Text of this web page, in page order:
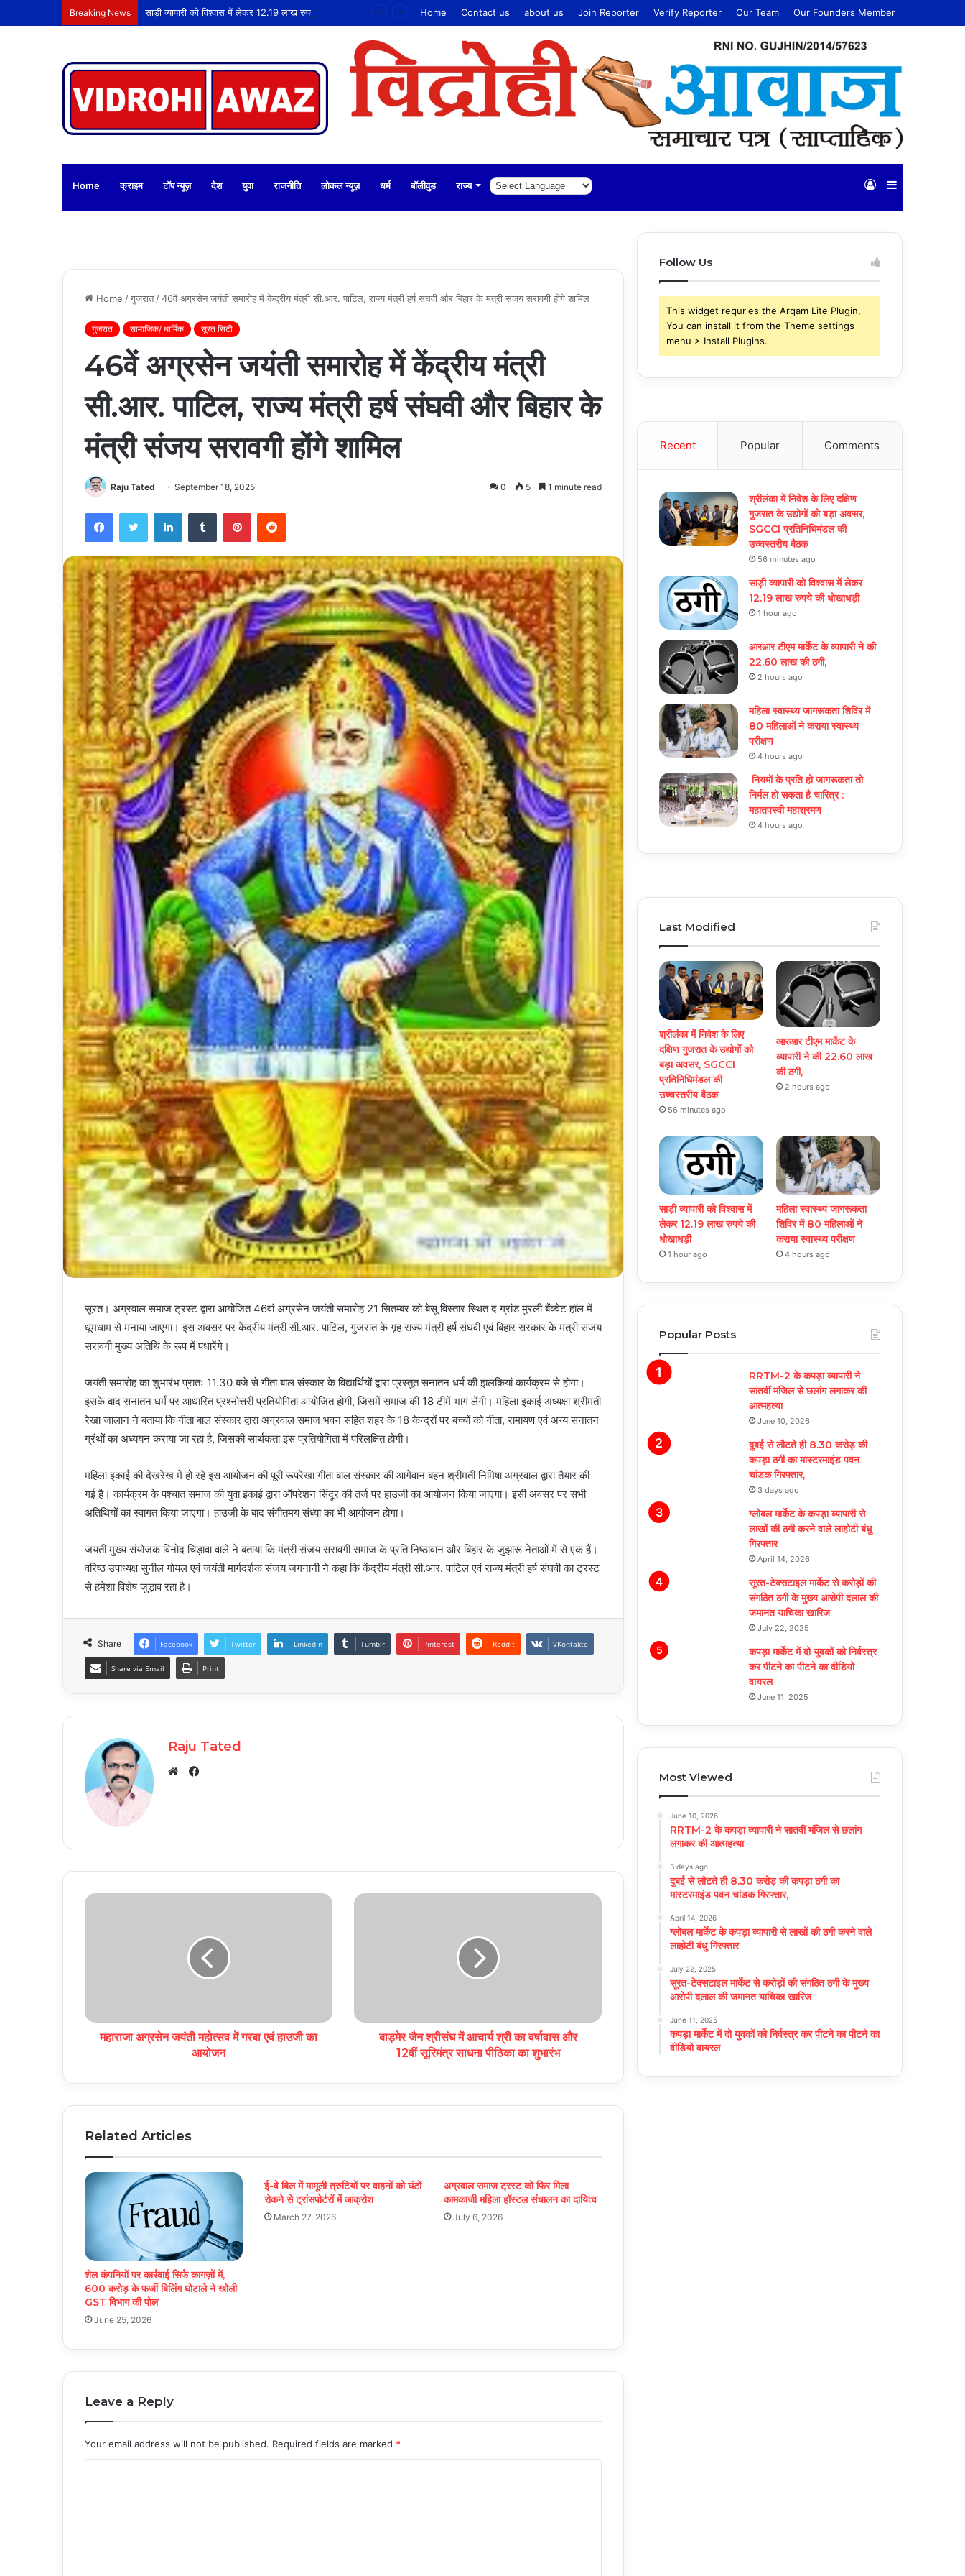
Breaking News साड़ी व्यापारी को विश्वास में लेकर 12.19 लाख रुपये की धोखाधड़ी Home Contact us about us Join Reporter Verify Reporter Our Team Our Founders Member
Home क्राइम टॉप न्यूज़ देश युवा राजनीति लोकल न्यूज़ धर्म बॉलीवुड राज्य Sidebar
Log
Home /गुजरात/46वें अग्रसेन जयंती समारोह में केंद्रीय मंत्री सी.आर. पाटिल, राज्य मंत्री हर्ष संघवी और बिहार के मंत्री संजय सरावगी होंगे शामिल
गुजरात सामाजिक/ धार्मिक सूरत सिटी
46वें अग्रसेन जयंती समारोह में केंद्रीय मंत्री
सी.आर. पाटिल, राज्य मंत्री हर्ष संघवी और बिहार के
मंत्री संजय सरावगी होंगे शामिल
Raju Tated September 18, 2025 0 5 1 minute read
FacebookTwitter LinkedInTumblr PinterestReddit
सूरत। अग्रवाल समाज ट्रस्ट द्वारा आयोजित 46वां अग्रसेन जयंती समारोह 21 सितम्बर को बेसू विस्तार स्थित द ग्रांड मुरली बैंक्वेट हॉल में
धूमधाम से मनाया जाएगा। इस अवसर पर केंद्रीय मंत्री सी.आर. पाटिल, गुजरात के गृह राज्य मंत्री हर्ष संघवी एवं बिहार सरकार के मंत्री संजय
सरावगी मुख्य अतिथि के रूप में पधारेंगे।
जयंती समारोह का शुभारंभ प्रातः 11.30 बजे से गीता बाल संस्कार के विद्यार्थियों द्वारा प्रस्तुत सनातन धर्म की झलकियां कार्यक्रम से होगा।
इसके बाद सनातन धर्म पर आधारित प्रश्नोत्तरी प्रतियोगिता आयोजित होगी, जिसमें समाज की 18 टीमें भाग लेंगी। महिला इकाई अध्यक्षा श्रीमती
रेखा जालान ने बताया कि गीता बाल संस्कार द्वारा अग्रवाल समाज भवन सहित शहर के 18 केन्द्रों पर बच्चों को गीता, रामायण एवं अन्य सनातन
ग्रंथों का अध्ययन कराया जा रहा है, जिसकी सार्थकता इस प्रतियोगिता में परिलक्षित होगी।
महिला इकाई की देखरेख में हो रहे इस आयोजन की पूरी रूपरेखा गीता बाल संस्कार की आगेवान बहन श्रीमती निमिषा अग्रवाल द्वारा तैयार की
गई है। कार्यक्रम के पश्चात समाज की युवा इकाई द्वारा ऑपरेशन सिंदूर की तर्ज पर हाउजी का आयोजन किया जाएगा। इसी अवसर पर सभी
अतिथियों का स्वागत किया जाएगा। हाउजी के बाद संगीतमय संध्या का भी आयोजन होगा।
जयंती मुख्य संयोजक विनोद चिड़ावा वाले ने बताया कि मंत्री संजय सरावगी समाज के प्रति निष्ठावान और बिहार के जुझारू नेताओं में से एक हैं।
वरिष्ठ उपाध्यक्ष सुनील गोयल एवं जयंती मार्गदर्शक संजय जगनानी ने कहा कि केंद्रीय मंत्री सी.आर. पाटिल एवं राज्य मंत्री हर्ष संघवी का ट्रस्ट
से हमेशा विशेष जुड़ाव रहा है।
Share Facebook Twitter LinkedIn Tumblr Pinterest Reddit VKontakte
Share via Email Print
Raju Tated
Facebook
महाराजा अग्रसेन जयंती महोत्सव में गरबा एवं हाउजी का
आयोजन
बाड़मेर जैन श्रीसंघ में आचार्य श्री का वर्षावास और
12वीं सूरिमंत्र साधना पीठिका का शुभारंभ
Related Articles
शेल कंपनियों पर कार्रवाई सिर्फ कागज़ों में,
600 करोड़ के फर्जी बिलिंग घोटाले ने खोली
GST विभाग की पोल
June 25, 2026
ई-वे बिल में मामूली त्रुटियों पर वाहनों को घंटों
रोकने से ट्रांसपोर्टरों में आक्रोश
March 27, 2026
अग्रवाल समाज ट्रस्ट को फिर मिला
कामकाजी महिला हॉस्टल संचालन का दायित्व
July 6, 2026
Leave a Reply
Your email address will not be published. Required fields are marked *
Follow Us
This widget requries the Arqam Lite Plugin,
You can install it from the Theme settings
menu > Install Plugins.
Recent Popular Comments
श्रीलंका में निवेश के लिए दक्षिण
गुजरात के उद्योगों को बड़ा अवसर,
SGCCI प्रतिनिधिमंडल की
उच्चस्तरीय बैठक
56 minutes ago
साड़ी व्यापारी को विश्वास में लेकर
12.19 लाख रुपये की धोखाधड़ी
1 hour ago
आरआर टीएम मार्केट के व्यापारी ने की
22.60 लाख की ठगी,
2 hours ago
महिला स्वास्थ्य जागरूकता शिविर में
80 महिलाओं ने कराया स्वास्थ्य
परीक्षण
4 hours ago
नियमों के प्रति हो जागरूकता तो
निर्मल हो सकता है चारित्र :
महातपस्वी महाश्रमण
4 hours ago
Last Modified
श्रीलंका में निवेश के लिए
दक्षिण गुजरात के उद्योगों को
बड़ा अवसर, SGCCI
प्रतिनिधिमंडल की
उच्चस्तरीय बैठक
56 minutes ago
आरआर टीएम मार्केट के
व्यापारी ने की 22.60 लाख
की ठगी,
2 hours ago
साड़ी व्यापारी को विश्वास में
लेकर 12.19 लाख रुपये की
धोखाधड़ी
1 hour ago
महिला स्वास्थ्य जागरूकता
शिविर में 80 महिलाओं ने
कराया स्वास्थ्य परीक्षण
4 hours ago
Popular Posts
RRTM-2 के कपड़ा व्यापारी ने
सातवीं मंजिल से छलांग लगाकर की
आत्महत्या
June 10, 2026
दुबई से लौटते ही 8.30 करोड़ की
कपड़ा ठगी का मास्टरमाइंड पवन
चांडक गिरफ्तार,
3 days ago
ग्लोबल मार्केट के कपड़ा व्यापारी से
लाखों की ठगी करने वाले लाहोटी बंधु
गिरफ्तार
April 14, 2026
सूरत-टेक्सटाइल मार्केट से करोड़ों की
संगठित ठगी के मुख्य आरोपी दलाल की
जमानत याचिका खारिज
July 22, 2025
कपड़ा मार्केट में दो युवकों को निर्वस्त्र
कर पीटने का पीटने का वीडियो
वायरल
June 11, 2025
Most Viewed
June 10, 2026
RRTM-2 के कपड़ा व्यापारी ने सातवीं मंजिल से छलांग
लगाकर की आत्महत्या
3 days ago
दुबई से लौटते ही 8.30 करोड़ की कपड़ा ठगी का
मास्टरमाइंड पवन चांडक गिरफ्तार,
April 14, 2026
ग्लोबल मार्केट के कपड़ा व्यापारी से लाखों की ठगी करने वाले
लाहोटी बंधु गिरफ्तार
July 22, 2025
सूरत-टेक्सटाइल मार्केट से करोड़ों की संगठित ठगी के मुख्य
आरोपी दलाल की जमानत याचिका खारिज
June 11, 2025
कपड़ा मार्केट में दो युवकों को निर्वस्त्र कर पीटने का पीटने का
वीडियो वायरल